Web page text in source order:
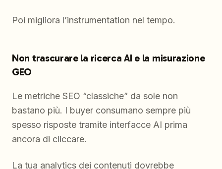
Poi migliora l’instrumentation nel tempo.
Non trascurare la ricerca AI e la misurazione
GEO
Le metriche SEO “classiche” da sole non
bastano più. I buyer consumano sempre più
spesso risposte tramite interfacce AI prima
ancora di cliccare.
La tua analytics dei contenuti dovrebbe